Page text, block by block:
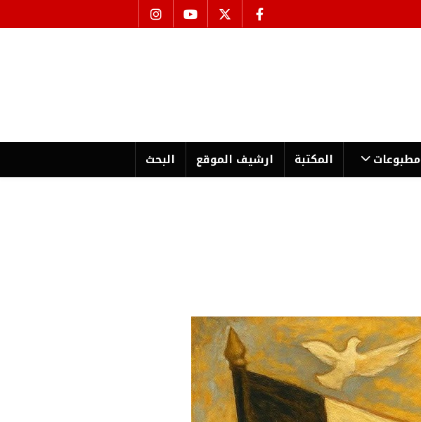
مطبوعات المكتبة ارشیف الموقع البحث